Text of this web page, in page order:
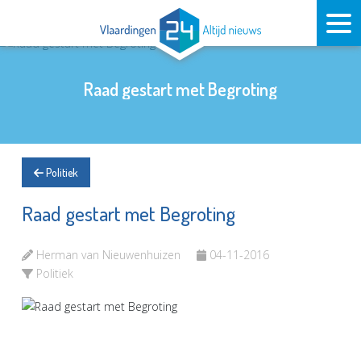
Raad gestart met Begroting
Politiek
Raad gestart met Begroting
Herman van Nieuwenhuizen
04-11-2016
Politiek